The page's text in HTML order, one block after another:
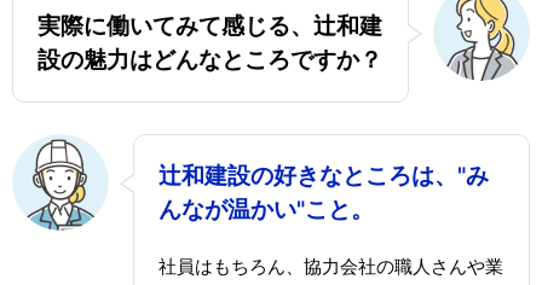
実際に働いてみて感じる、辻和建
設の魅力はどんなところですか？
辻和建設の好きなところは、"み
んなが温かい"こと。
社員はもちろん、協力会社の職人さんや業